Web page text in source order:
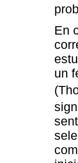
En
un